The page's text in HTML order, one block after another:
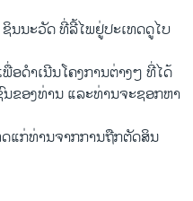
ນນະວັດ ທີ່ລີ້ໄພຢູ່ປະເທດດູໄບ
ອດຳເນີນໂຄງການຕ່າງໆ ທີ່ໄດ້
ຂອງທ່ານ ແລະທ່ານຈະຊອກຫາ
ແກ່ທ່ານຈາກການຖືກຕັດສິນ